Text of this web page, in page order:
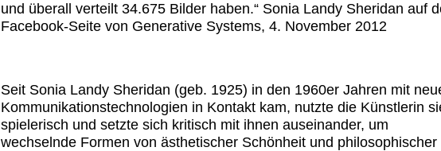
und überall verteilt 34.675 Bilder haben.“ Sonia Landy Sheridan auf
Facebook-Seite von Generative Systems, 4. November 2012
Seit Sonia Landy Sheridan (geb. 1925) in den 1960er Jahren mit
Kommunikationstechnologien in Kontakt kam, nutzte die Künstlerin
spielerisch und setzte sich kritisch mit ihnen auseinander, um
wechselnde Formen von ästhetischer Schönheit und philosophischer